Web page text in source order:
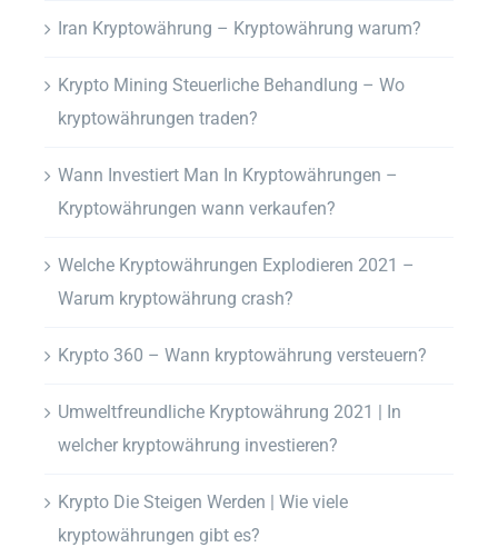
Iran Kryptowährung – Kryptowährung warum?
Krypto Mining Steuerliche Behandlung – Wo
kryptowährungen traden?
Wann Investiert Man In Kryptowährungen –
Kryptowährungen wann verkaufen?
Welche Kryptowährungen Explodieren 2021 –
Warum kryptowährung crash?
Krypto 360 – Wann kryptowährung versteuern?
Umweltfreundliche Kryptowährung 2021 | In
welcher kryptowährung investieren?
Krypto Die Steigen Werden | Wie viele
kryptowährungen gibt es?